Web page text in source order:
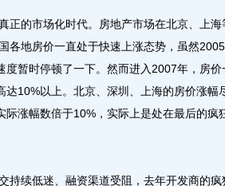
的市场化时代。房地产市场在北京、上海
各地房价一直处于快速上涨态势，虽然
度暂时停顿了一下。然而进入2007年，房价
10%以上。北京、深圳、上海的房价涨幅
涨幅数倍于10%，实际上是处在最后的疯
续低迷、融资渠道受阻，去年开发商的疯